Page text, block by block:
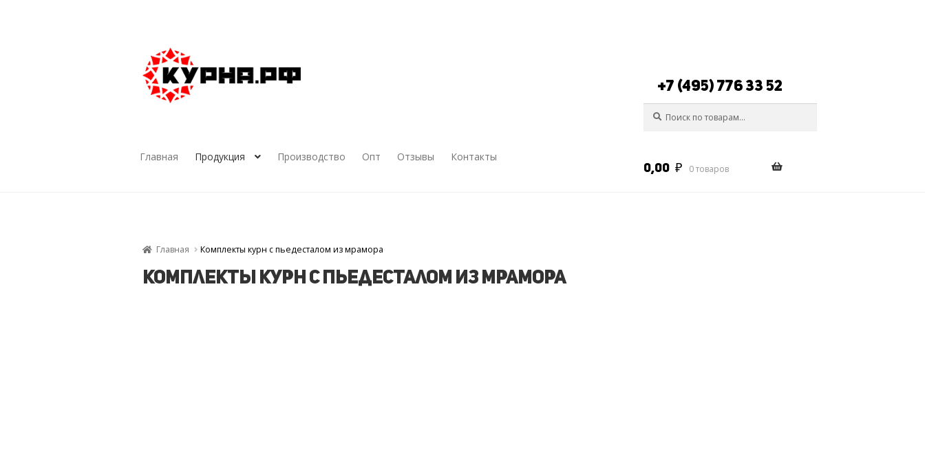
Перейти
к
навигации
Перейти
к
содержимому
+7 (495) 776 33 52
Главная Продукция Производство Опт Отзывы Контакты
0,00 ₽ 0 товаров
Главная Комплекты курн с пьедесталом из мрамора
Комплекты курн с пьедесталом из мрамора